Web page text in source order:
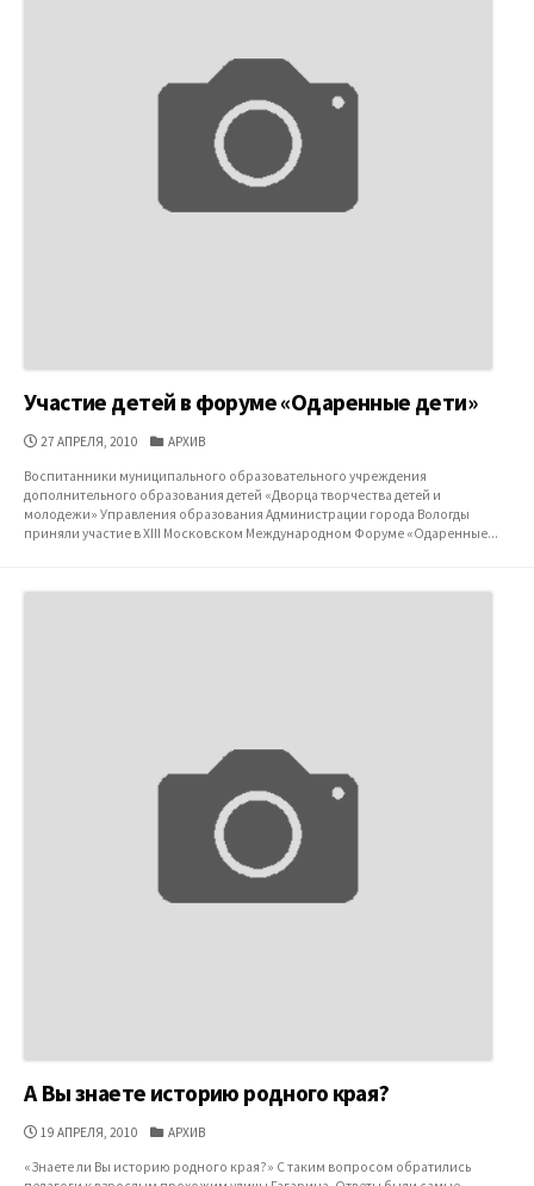
Участие детей в форуме «Одаренные дети»
ДАТА
27 АПРЕЛЯ, 2010 КАТЕГОРИИ
АРХИВ
Воспитанники муниципального образовательного учреждения
дополнительного образования детей «Дворца творчества детей и
молодежи» Управления образования Администрации города Вологды
приняли участие в XIII Московском Международном Форуме «Одаренные...
А Вы знаете историю родного края?
ДАТА
19 АПРЕЛЯ, 2010 КАТЕГОРИИ
АРХИВ
«Знаете ли Вы историю родного края?» С таким вопросом обратились